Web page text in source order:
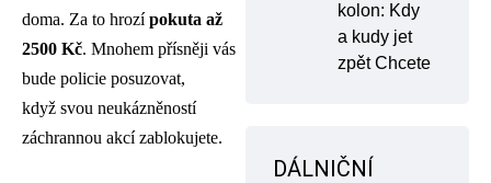
doma. Za to hrozípokuta až
2500 Kč. Mnohem přísněji vás
bude policie posuzovat,
když svou neukázněností
záchrannou akcí zablokujete.
kolon: Kdy
a kudy jet
zpět Chcete
DÁLNIČNÍ